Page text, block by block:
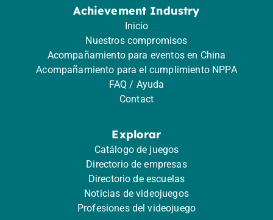
Achievement Industry
Inicio
Nuestros compromisos
Acompañamiento para eventos en China
Acompañamiento para el cumplimiento NPPA
FAQ / Ayuda
Contact
Explorar
Catálogo de juegos
Directorio de empresas
Directorio de escuelas
Noticias de videojuegos
Profesiones del videojuego